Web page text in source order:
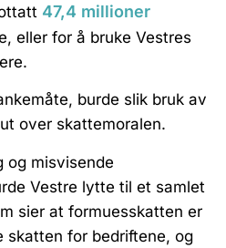
47,4 millioner
eller for å bruke Vestres
burde slik bruk av
over skattemoralen.
og misvisende
Vestre lytte til et samlet
sier at formuesskatten er
skatten for bedriftene, og